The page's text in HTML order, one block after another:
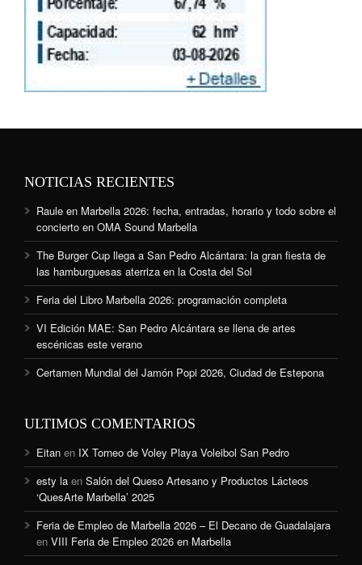
NOTICIAS RECIENTES
Raule en Marbella 2026: fecha, entradas, horario y todo sobre el
concierto en OMA Sound Marbella
The Burger Cup llega a San Pedro Alcántara: la gran fiesta de
las hamburguesas aterriza en la Costa del Sol
Feria del Libro Marbella 2026: programación completa
VI Edición MAE: San Pedro Alcántara se llena de artes
escénicas este verano
Certamen Mundial del Jamón Popi 2026, Ciudad de Estepona
ULTIMOS COMENTARIOS
Eitan en IX Torneo de Voley Playa Voleibol San Pedro
esty la en Salón del Queso Artesano y Productos Lácteos
‘QuesArte Marbella’ 2025
Feria de Empleo de Marbella 2026 – El Decano de Guadalajara
en VIII Feria de Empleo 2026 en Marbella